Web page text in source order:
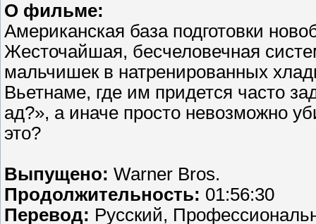
О фильме:
Американская база подготовки
Жесточайшая, бесчеловечная
мальчишек в натренированных
Вьетнаме, где им придется часто
ад?», а иначе просто невозможно
это?
Выпущено: Warner Bros.
Продолжительность: 01:56:30
Перевод: Русский,